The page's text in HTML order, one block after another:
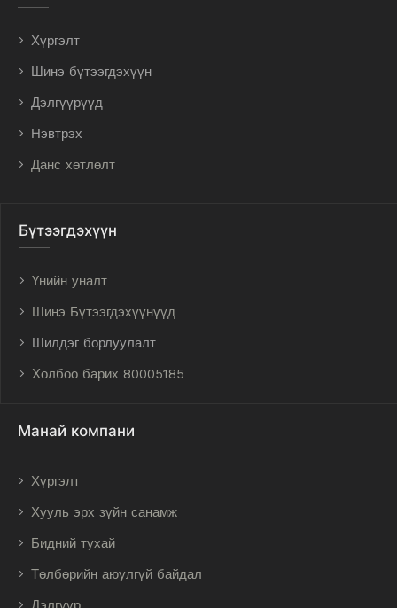
Хүргэлт
Шинэ бүтээгдэхүүн
Дэлгүүрүүд
Нэвтрэх
Данс хөтлөлт
Бүтээгдэхүүн
Үнийн уналт
Шинэ Бүтээгдэхүүнүүд
Шилдэг борлуулалт
Холбоо барих 80005185
Манай компани
Хүргэлт
Хууль эрх зүйн санамж
Бидний тухай
Төлбөрийн аюулгүй байдал